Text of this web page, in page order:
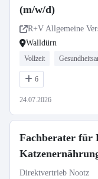
(m/w/d)
R+V Allgemeine
Walldürn
Vollzeit
6
24.07.2026
Fachberater für
Direktvertrieb Nootz